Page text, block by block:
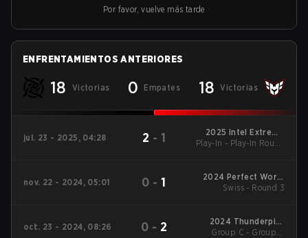
Por favor, vuelve más tarde
ENFRENTAMIENTOS ANTERIORES
18 Victorias 0 Empates 18 Victorias
jul. 23 - 2025, 04:28 2 - 1
2025 Intel Extreme
Masters Cologne
Play-In - Play-In Round
nov. 22 - 2024, 05:01 0 -1
2024 Perfect World
Shanghai Major :
Swiss - Round 3
oct. 23 - 2024, 08:26 0 - 2
2024 Thunderpick
World Championship
Group C - Group C